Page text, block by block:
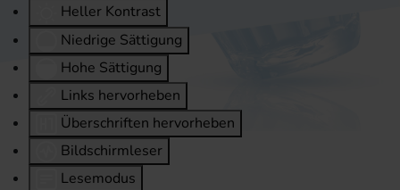
Heller Kontrast
Niedrige Sättigung
Hohe Sättigung
Links hervorheben
Überschriften hervorheben
Bildschirmleser
Lesemodus